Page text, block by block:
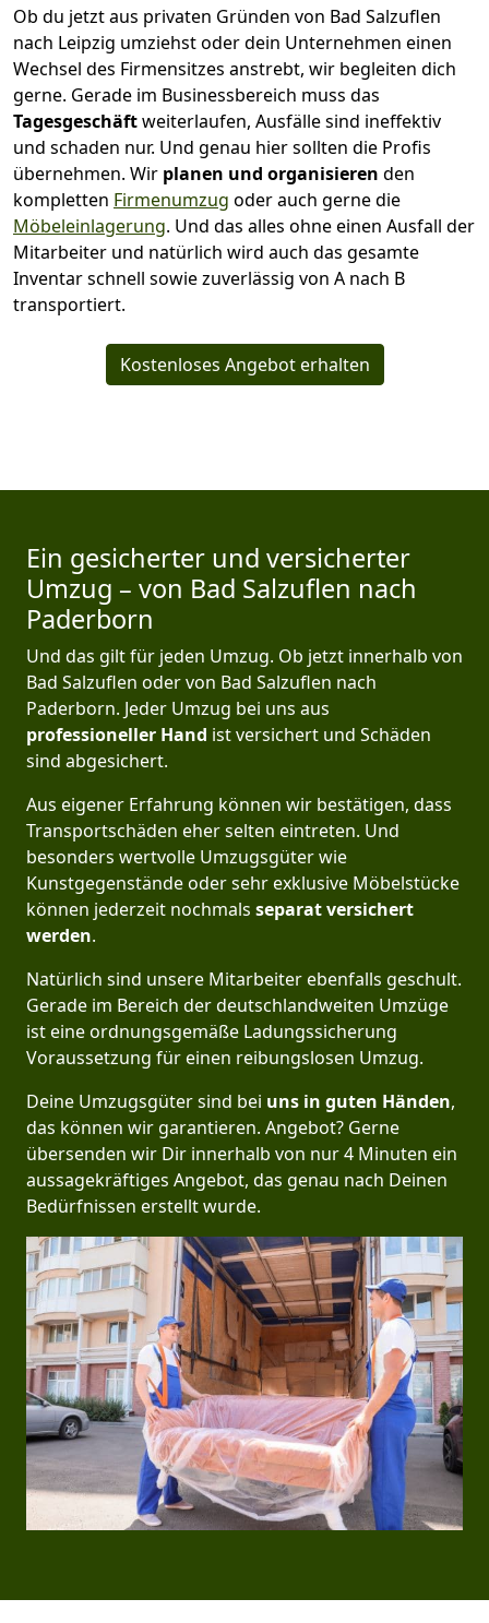
Ob du jetzt aus privaten Gründen von Bad Salzuflen
nach Leipzig umziehst oder dein Unternehmen einen
Wechsel des Firmensitzes anstrebt, wir begleiten dich
gerne. Gerade im Businessbereich muss das
Tagesgeschäftweiterlaufen, Ausfälle sind ineffektiv
und schaden nur. Und genau hier sollten die Profis
übernehmen. Wir planen und organisieren den
kompletten Firmenumzug oder auch gerne die
Möbeleinlagerung. Und das alles ohne einen Ausfall der
Mitarbeiter und natürlich wird auch das gesamte
Inventar schnell sowie zuverlässig von A nach B
transportiert.
Kostenloses Angebot erhalten
Ein gesicherter und versicherter
Umzug – von Bad Salzuflen nach
Paderborn
Und das gilt für jeden Umzug. Ob jetzt innerhalb von
Bad Salzuflen oder von Bad Salzuflen nach
Paderborn. Jeder Umzug bei uns aus
professioneller Hand ist versichert und Schäden
sind abgesichert.
Aus eigener Erfahrung können wir bestätigen, dass
Transportschäden eher selten eintreten. Und
besonders wertvolle Umzugsgüter wie
Kunstgegenstände oder sehr exklusive Möbelstücke
können jederzeit nochmals separat versichert
werden.
Natürlich sind unsere Mitarbeiter ebenfalls geschult.
Gerade im Bereich der deutschlandweiten Umzüge
ist eine ordnungsgemäße Ladungssicherung
Voraussetzung für einen reibungslosen Umzug.
Deine Umzugsgüter sind bei uns in guten Händen,
das können wir garantieren. Angebot? Gerne
übersenden wir Dir innerhalb von nur 4 Minuten ein
aussagekräftiges Angebot, das genau nach Deinen
Bedürfnissen erstellt wurde.